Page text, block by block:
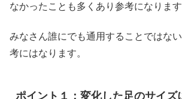
なかったことも多くあり参考になります
みなさん誰にでも通用することではな
考にはなります。
ポイント１：変化した足のサイズ